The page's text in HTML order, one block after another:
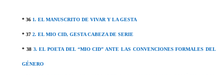
* 36 1. EL MANUSCRITO DE VIVAR Y LA GESTA
* 37 2. EL MIO CID, GESTA CABEZA DE SERIE
* 38 3. EL POETA DEL “MIO CID” ANTE LAS CONVENCIONES FORMALES DEL
GÉNERO